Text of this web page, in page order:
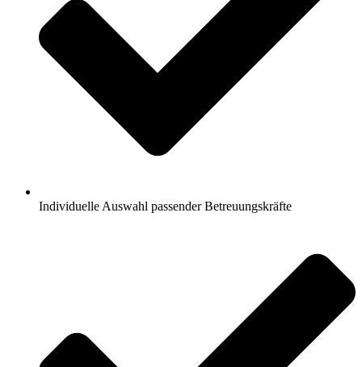
Individuelle Auswahl passender Betreuungskräfte